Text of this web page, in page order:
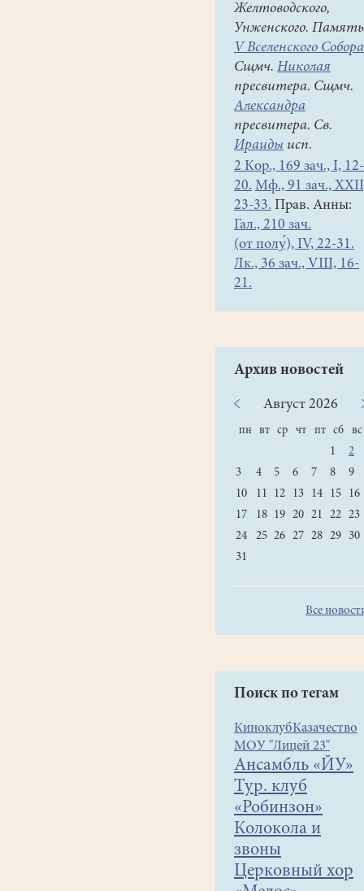
Желтоводского,
Унженского. Память
V Вселенского Собора
Сщмч. Николая
пресвитера. Сщмч.
Александра
пресвитера. Св.
Ираиды исп.
2 Кор., 169 зач., I, 12-
20. Мф., 91 зач.,
23-33. Прав. Анны:
Гал., 210 зач.
(от полу́), IV, 22-31.
Лк., 36 зач., VIII, 16-
21.
Архив новостей
Август 2026
пн вт ср чт пт сб вс
1
2
3
4 5 6 7 8
9
10
11 12 13 14 15
16
17
18 19 20 21 22 23
24
25 26 27 28 29
30
31
Все
Поиск по тегам
КиноклубКазачество
МОУ "Лицей 23"
Ансамбль «ЙУ»
Тур. клуб
«Робинзон»
Колокола и
звоны
Церковный хор